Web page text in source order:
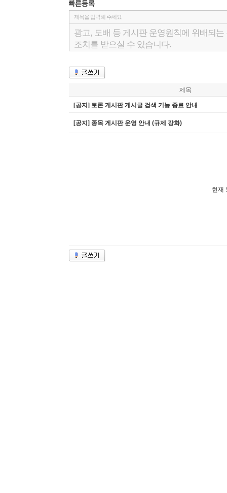
제목
[공지] 토론 게시판 게시글 검색 기능 종료 안내
[공지] 종목 게시판 운영 안내 (규제 강화)
현재